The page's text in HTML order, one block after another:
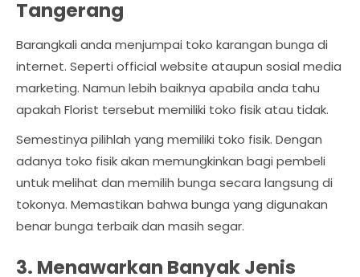
Tangerang
Barangkali anda menjumpai toko karangan bunga di
internet. Seperti official website ataupun sosial media
marketing. Namun lebih baiknya apabila anda tahu
apakah Florist tersebut memiliki toko fisik atau tidak.
Semestinya pilihlah yang memiliki toko fisik. Dengan
adanya toko fisik akan memungkinkan bagi pembeli
untuk melihat dan memilih bunga secara langsung di
tokonya. Memastikan bahwa bunga yang digunakan
benar bunga terbaik dan masih segar.
3. Menawarkan Banyak Jenis